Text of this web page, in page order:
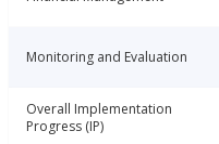
Monitoring and Evaluation
Overall Implementation
Progress (IP)